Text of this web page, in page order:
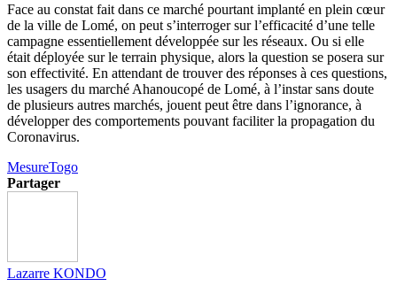
Face au constat fait dans ce marché pourtant implanté en plein cœur
de la ville de Lomé, on peut s’interroger sur l’efficacité d’une telle
campagne essentiellement développée sur les réseaux. Ou si elle
était déployée sur le terrain physique, alors la question se posera sur
son effectivité. En attendant de trouver des réponses à ces questions,
les usagers du marché Ahanoucopé de Lomé, à l’instar sans doute
de plusieurs autres marchés, jouent peut être dans l’ignorance, à
développer des comportements pouvant faciliter la propagation du
Coronavirus.
MesureTogo
Partager
Lazarre KONDO